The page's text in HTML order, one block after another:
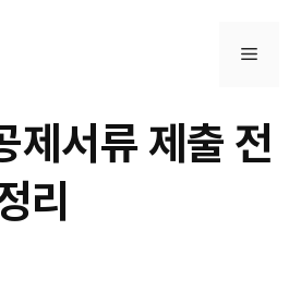
메
뉴
제서류 제출 전
리